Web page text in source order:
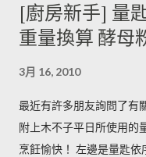
意義，請大家掠過這段說
較容易發黑，但是目前還
淨蒸熟，接著再依據料理
凍。必須注意的是，在馬
所以解凍馬鈴薯塊時馬鈴
度不同，可依料理需求選
[廚房新手] 量
重量換算 酵母
3月 16, 2010
最近有許多朋友詢問了有
附上木不子平日所使用的
烹飪愉快！ 左邊是量匙